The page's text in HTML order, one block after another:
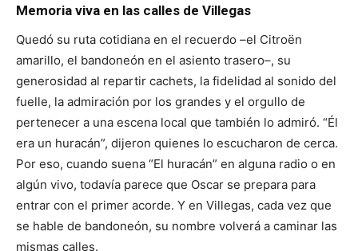
Memoria viva en las calles de Villegas
Quedó su ruta cotidiana en el recuerdo –el Citroën
amarillo, el bandoneón en el asiento trasero–, su
generosidad al repartir cachets, la fidelidad al sonido del
fuelle, la admiración por los grandes y el orgullo de
pertenecer a una escena local que también lo admiró. “Él
era un huracán”, dijeron quienes lo escucharon de cerca.
Por eso, cuando suena “El huracán” en alguna radio o en
algún vivo, todavía parece que Oscar se prepara para
entrar con el primer acorde. Y en Villegas, cada vez que
se hable de bandoneón, su nombre volverá a caminar las
mismas calles.